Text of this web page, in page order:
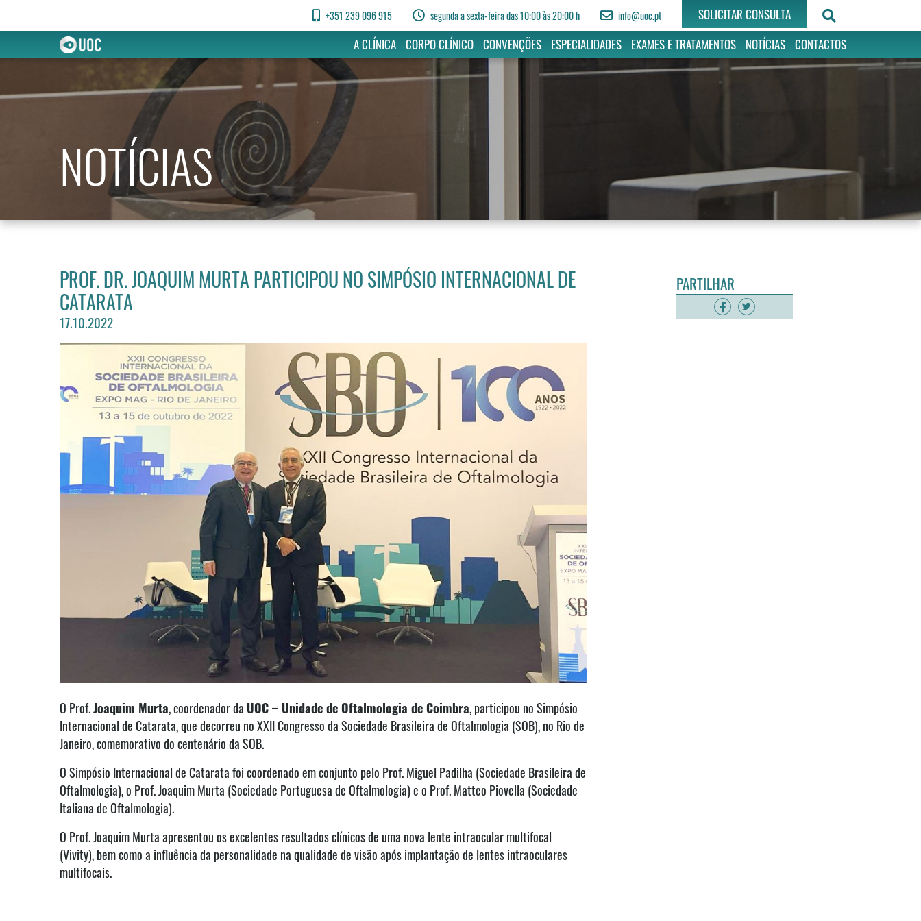
NOTÍCIAS
+351 239 096 915 segunda a sexta-feira das 10:00 às 20:00 h info@uoc.pt
SOLICITAR CONSULTA
A CLÍNICA CORPO CLÍNICO CONVENÇÕES ESPECIALIDADES EXAMES E TRATAMENTOS NOTÍCIAS CONTACTOS
PROF. DR. JOAQUIM MURTA PARTICIPOU NO SIMPÓSIO INTERNACIONAL DE
CATARATA
17.10.2022
O Prof.Joaquim Murta, coordenador da UOC – Unidade de Oftalmologia de Coimbra, participou no Simpósio
Internacional de Catarata, que decorreu no XXII Congresso da Sociedade Brasileira de Oftalmologia (SOB), no Rio de
Janeiro, comemorativo do centenário da SOB.
O Simpósio Internacional de Catarata foi coordenado em conjunto pelo Prof. Miguel Padilha (Sociedade Brasileira de
Oftalmologia), o Prof. Joaquim Murta (Sociedade Portuguesa de Oftalmologia) e o Prof. Matteo Piovella (Sociedade
Italiana de Oftalmologia).
O Prof. Joaquim Murta apresentou os excelentes resultados clínicos de uma nova lente intraocular multifocal
(Vivity), bem como a influência da personalidade na qualidade de visão após implantação de lentes intraoculares
multifocais.
PARTILHAR